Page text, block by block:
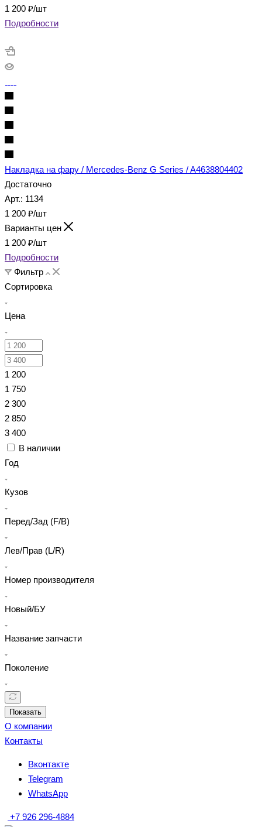
1 200 ₽/шт
Подробности
Накладка на фару / Mercedes-Benz G Series / A4638804402
Достаточно
Арт.: 1134
1 200 ₽/шт
Варианты цен
1 200 ₽/шт
Подробности
Фильтр
Сортировка
Цена
1 200
1 750
2 300
2 850
3 400
В наличии
Год
Кузов
Перед/Зад (F/B)
Лев/Прав (L/R)
Номер производителя
Новый/БУ
Название запчасти
Поколение
Показать
О компании
Контакты
Вконтакте
Telegram
WhatsApp
+7 926 296-4884